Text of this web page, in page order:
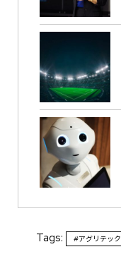
Tags: #アグリテック